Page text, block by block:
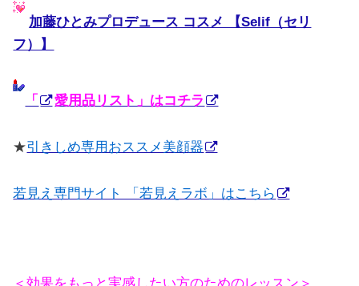
加藤ひとみプロデュース コスメ 【Selif（セリ
フ）】
「 愛用品リスト」はコチラ
★引きしめ専用おススメ美顔器
若見え専門サイト 「若見えラボ」はこちら